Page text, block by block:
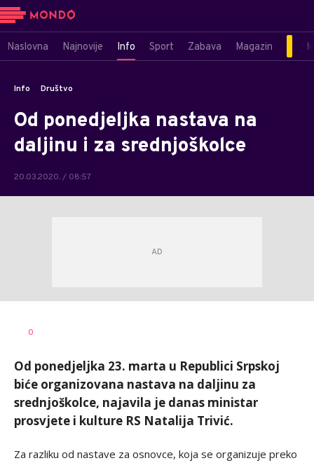
Naslovna Najnovije Info Sport Zabava Magazin
Info Društvo
Od ponedjeljka nastava na
daljinu i za srednjoškolce
20.03.2020. / 08:57
AUTOR
0
Od ponedjeljka 23. marta u Republici Srpskoj
biće organizovana nastava na daljinu za
srednjoškolce, najavila je danas ministar
prosvjete i kulture RS Natalija Trivić.
Za razliku od nastave za osnovce, koja se organizuje preko